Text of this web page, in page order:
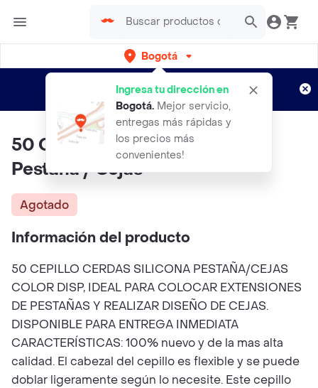
Bogotá
Ingresa tu dirección en
Bogotá. Mejor servicio,
entregas más rápidas y
los precios más
convenientes!
envíos gratis por semanas
Aplican TyC
50 Cepillos Cerdas Silicona
Pestaña / Cejas
Agotado
Información del producto
50 CEPILLO CERDAS SILICONA PESTAÑA/CEJAS
COLOR DISP, IDEAL PARA COLOCAR EXTENSIONES
DE PESTAÑAS Y REALIZAR DISEÑO DE CEJAS.
DISPONIBLE PARA ENTREGA INMEDIATA
CARACTERÍSTICAS: 100% nuevo y de la mas alta
calidad. El cabezal del cepillo es flexible y se puede
doblar ligeramente según lo necesite. Este cepillo